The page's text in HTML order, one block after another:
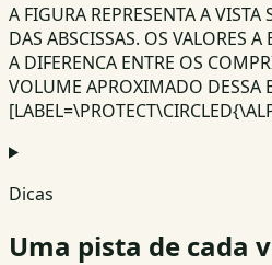
A FIGURA REPRESENTA A
DAS ABSCISSAS. OS VALORES
A DIFERENCA ENTRE OS
VOLUME APROXIMADO DESSA
Dicas
Uma pista de cada